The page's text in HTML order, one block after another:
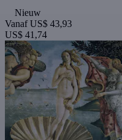
Nieuw
Vanaf US$ 43,93
US$ 41,74